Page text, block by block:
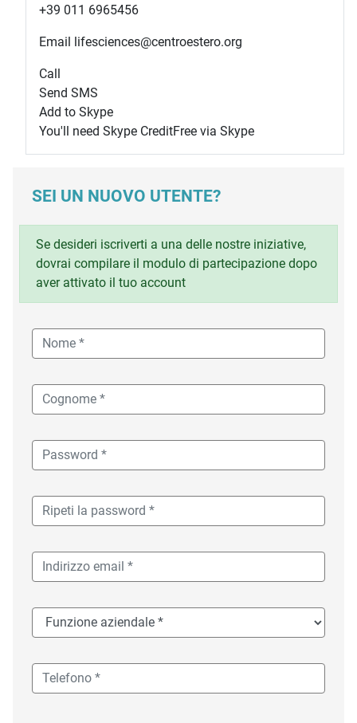
+39 011 6965456
Email lifesciences@centroestero.org
Call
Send SMS
Add to Skype
You'll need Skype CreditFree via Skype
SEI UN NUOVO UTENTE?
Se desideri iscriverti a una delle nostre iniziative,
dovrai compilare il modulo di partecipazione dopo
aver attivato il tuo account